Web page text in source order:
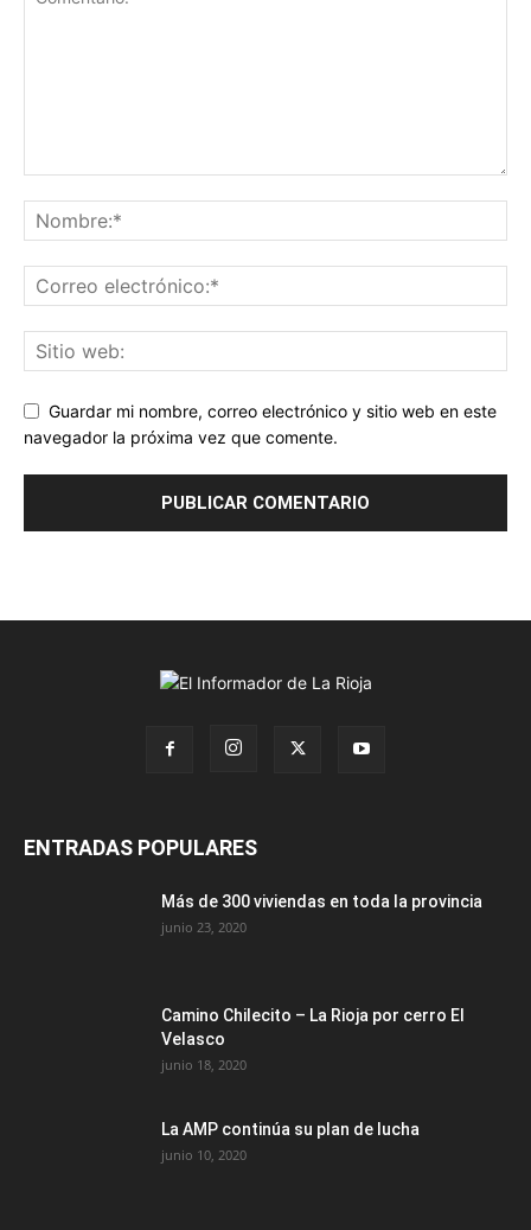
Guardar mi nombre, correo electrónico y sitio web en este
navegador la próxima vez que comente.
ENTRADAS POPULARES
Más de 300 viviendas en toda la provincia
junio 23, 2020
Camino Chilecito – La Rioja por cerro El
Velasco
junio 18, 2020
La AMP continúa su plan de lucha
junio 10, 2020